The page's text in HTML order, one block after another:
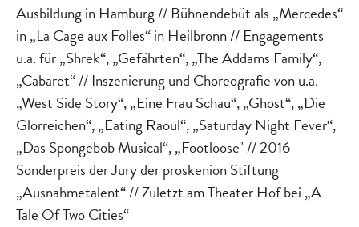
Ausbildung in Hamburg // Bühnendebüt als „Mercedes“
in „La Cage aux Folles“ in Heilbronn // Engagements
u.a. für „Shrek“, „Gefährten“, „The Addams Family“,
„Cabaret“ // Inszenierung und Choreografie von u.a.
„West Side Story“, „Eine Frau Schau“, „Ghost“, „Die
Glorreichen“, „Eating Raoul“, „Saturday Night Fever“,
„Das Spongebob Musical“, „Footloose" // 2016
Sonderpreis der Jury der proskenion Stiftung
„Ausnahmetalent“ // Zuletzt am Theater Hof bei „A
Tale Of Two Cities“